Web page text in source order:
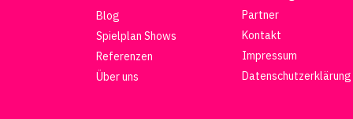
Blog
Spielplan Shows
Referenzen
Über uns
Partner
Kontakt
Impressum
Datenschutzerklärung